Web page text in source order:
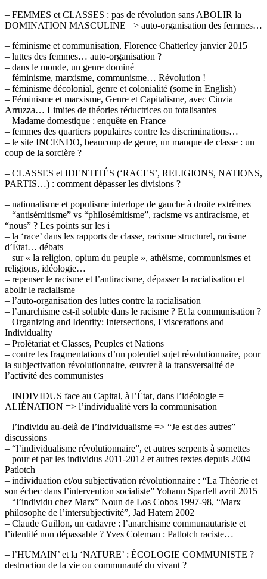
– FEMMES et CLASSES : pas de révolution sans ABOLIR la
DOMINATION MASCULINE => auto-organisation des femmes…
– féminisme et communisation, Florence Chatterley janvier 2015
– luttes des femmes… auto-organisation ?
– dans le monde, un genre dominé
– féminisme, marxisme, communisme… Révolution !
– féminisme décolonial, genre et colonialité (some in English)
– Féminisme et marxisme, Genre et Capitalisme, avec Cinzia
Arruzza… Limites de théories réductrices ou totalisantes
– Madame domestique : enquête en France
– femmes des quartiers populaires contre les discriminations…
– le site INCENDO, beaucoup de genre, un manque de classe : un
coup de la sorcière ?
– CLASSES et IDENTITÉS (‘RACES’, RELIGIONS, NATIONS,
PARTIS…) : comment dépasser les divisions ?
– nationalisme et populisme interlope de gauche à droite extrêmes
– “antisémitisme” vs “philosémitisme”, racisme vs antiracisme, et
“nous” ? Les points sur les i
– la ‘race’ dans les rapports de classe, racisme structurel, racisme
d’État… débats
– sur « la religion, opium du peuple », athéisme, communismes et
religions, idéologie…
– repenser le racisme et l’antiracisme, dépasser la racialisation et
abolir le racialisme
– l’auto-organisation des luttes contre la racialisation
– l’anarchisme est-il soluble dans le racisme ? Et la communisation ?
– Organizing and Identity: Intersections, Eviscerations and
Individuality
– Prolétariat et Classes, Peuples et Nations
– contre les fragmentations d’un potentiel sujet révolutionnaire, pour
la subjectivation révolutionnaire, œuvrer à la transversalité de
l’activité des communistes
– INDIVIDUS face au Capital, à l’État, dans l’idéologie =
ALIÉNATION => l’individualité vers la communisation
– l’individu au-delà de l’individualisme => “Je est des autres”
discussions
– “l’individualisme révolutionnaire”, et autres serpents à sornettes
– pour et par les individus 2011-2012 et autres textes depuis 2004
Patlotch
– individuation et/ou subjectivation révolutionnaire : “La Théorie et
son échec dans l’intervention socialiste” Yohann Sparfell avril 2015
– “l’individu chez Marx” Noun de Los Cobos 1997-98, “Marx
philosophe de l’intersubjectivité”, Jad Hatem 2002
– Claude Guillon, un cadavre : l’anarchisme communautariste et
l’identité non dépassable ? Yves Coleman : Patlotch raciste…
– l’HUMAIN’ et la ‘NATURE’ : ÉCOLOGIE COMMUNISTE ?
destruction de la vie ou communauté du vivant ?